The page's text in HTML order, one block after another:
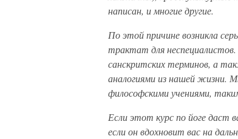
написан, и многие другие.
По этой причине возникла
трактат для
санскритских терминов, а
аналогиями из нашей жизни.
философскими учениями,
Если этот курс по йоге даст
если он вдохновит вас на